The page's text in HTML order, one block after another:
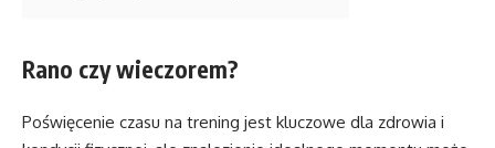
Rano czy wieczorem?
Poświęcenie czasu na trening jest kluczowe dla zdrowia i